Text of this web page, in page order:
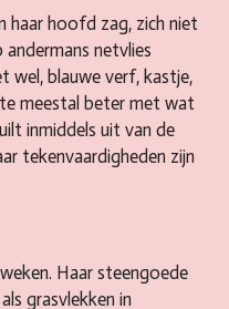
haar hoofd zag, zich niet
netvlies
wel, blauwe verf, kastje,
meestal beter met wat
inmiddels uit van de
tekenvaardigheden zijn
Haar steengoede
grasvlekken in